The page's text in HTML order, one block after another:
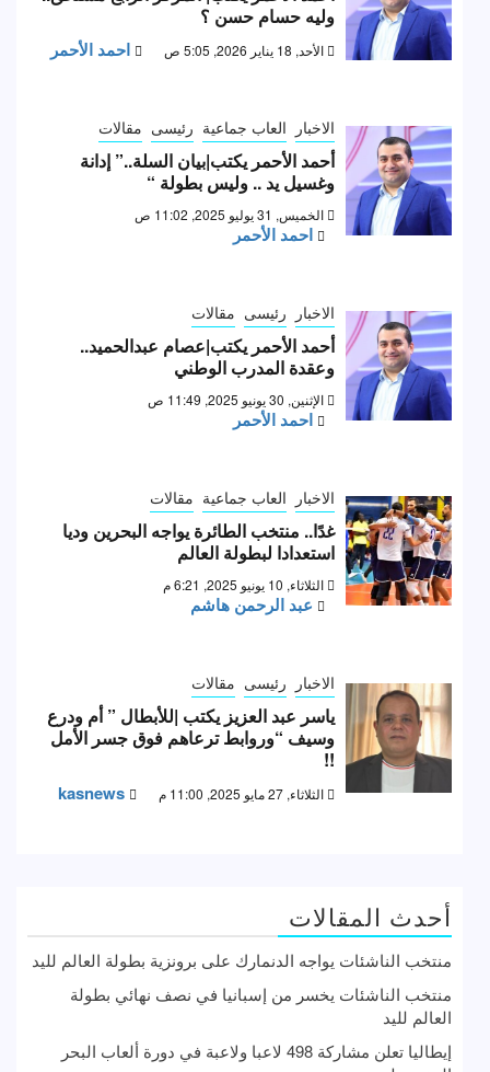
وليه حسام حسن ؟
الأحد, 18 يناير 2026, 5:05 ص احمد الأحمر
الاخبار العاب جماعية رئيسى مقالات
أحمد الأحمر يكتب|بيان السلة..” إدانة
وغسيل يد .. وليس بطولة “
الخميس, 31 يوليو 2025, 11:02 ص
احمد الأحمر
الاخبار رئيسى مقالات
أحمد الأحمر يكتب|عصام عبدالحميد..
وعقدة المدرب الوطني
الإثنين, 30 يونيو 2025, 11:49 ص
احمد الأحمر
الاخبار العاب جماعية مقالات
غدًا.. منتخب الطائرة يواجه البحرين وديا
استعدادا لبطولة العالم
الثلاثاء, 10 يونيو 2025, 6:21 م
عبد الرحمن هاشم
الاخبار رئيسى مقالات
ياسر عبد العزيز يكتب |للأبطال ” أم ودرع
وسيف “وروابط ترعاهم فوق جسر الأمل
!!
الثلاثاء, 27 مايو 2025, 11:00 م kasnews
أحدث المقالات
منتخب الناشئات يواجه الدنمارك على برونزية بطولة العالم لليد
منتخب الناشئات يخسر من إسبانيا في نصف نهائي بطولة
العالم لليد
إيطاليا تعلن مشاركة 498 لاعبا ولاعبة في دورة ألعاب البحر